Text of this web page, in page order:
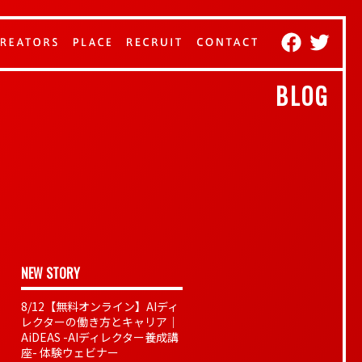
BLOG
NEW STORY
8/12【無料オンライン】AIディ
レクターの働き方とキャリア｜
AiDEAS -AIディレクター養成講
座- 体験ウェビナー